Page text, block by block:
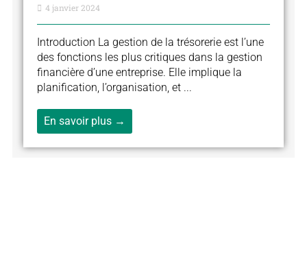
4 janvier 2024
Introduction La gestion de la trésorerie est l’une
des fonctions les plus critiques dans la gestion
financière d’une entreprise. Elle implique la
planification, l’organisation, et ...
En savoir plus →